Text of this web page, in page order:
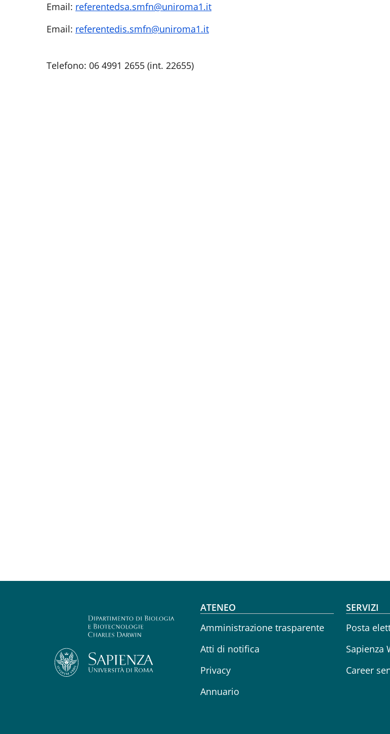
Email: referentedsa.smfn@uniroma1.it
Email: referentedis.smfn@uniroma1.it
Telefono: 06 4991 2655 (int. 22655)
Footer menu
ATENEO
Amministrazione trasparente
Atti di notifica
Privacy
Annuario
SERVIZI
Posta
Sapienza
Career